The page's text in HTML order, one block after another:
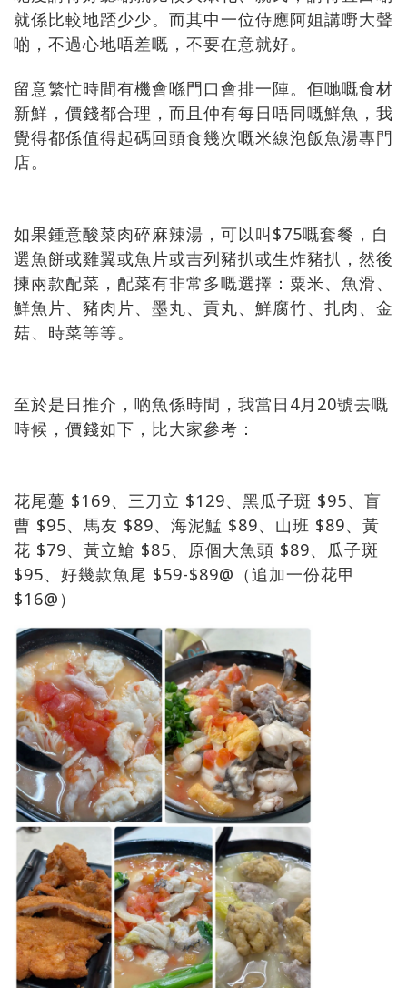
就係比較地踎少少。而其中一位侍應阿姐講嘢大聲
啲，不過心地唔差嘅，不要在意就好。
留意繁忙時間有機會喺門口會排一陣。佢哋嘅食材
新鮮，價錢都合理，而且仲有每日唔同嘅鮮魚，我
覺得都係值得起碼回頭食幾次嘅米線泡飯魚湯專門
店。
如果鍾意酸菜肉碎麻辣湯，可以叫$75嘅套餐，自
選魚餅或雞翼或魚片或吉列豬扒或生炸豬扒，然後
揀兩款配菜，配菜有非常多嘅選擇：粟米、魚滑、
鮮魚片、豬肉片、墨丸、貢丸、鮮腐竹、扎肉、金
菇、時菜等等。
至於是日推介，啲魚係時間，我當日4月20號去嘅
時候，價錢如下，比大家參考：
花尾躉 $169、三刀立 $129、黑瓜子斑 $95、盲
曹 $95、馬友 $89、海泥鯭 $89、山班 $89、黃
花 $79、黃立䱽 $85、原個大魚頭 $89、瓜子斑
$95、好幾款魚尾 $59-$89@（追加一份花甲
$16@）